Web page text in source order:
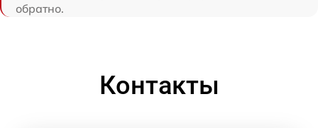
обратно.
Контакты